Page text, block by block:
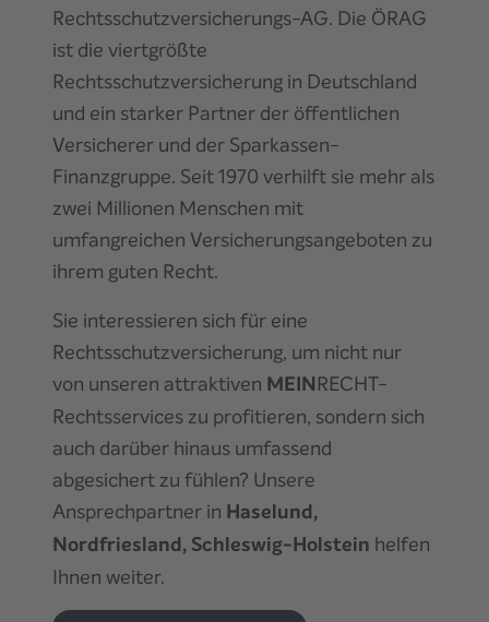
Rechtsschutzversicherungs-AG. Die ÖRAG
ist die viertgrößte
Rechtsschutzversicherung in Deutschland
und ein starker Partner der öffentlichen
Versicherer und der Sparkassen-
Finanzgruppe. Seit 1970 verhilft sie mehr als
zwei Millionen Menschen mit
umfangreichen Versicherungsangeboten zu
ihrem guten Recht.
Sie interessieren sich für eine
Rechtsschutzversicherung, um nicht nur
von unseren attraktiven MEINRECHT-
Rechtsservices zu profitieren, sondern sich
auch darüber hinaus umfassend
abgesichert zu fühlen? Unsere
Ansprechpartner in Haselund,
Nordfriesland, Schleswig-Holstein helfen
Ihnen weiter.